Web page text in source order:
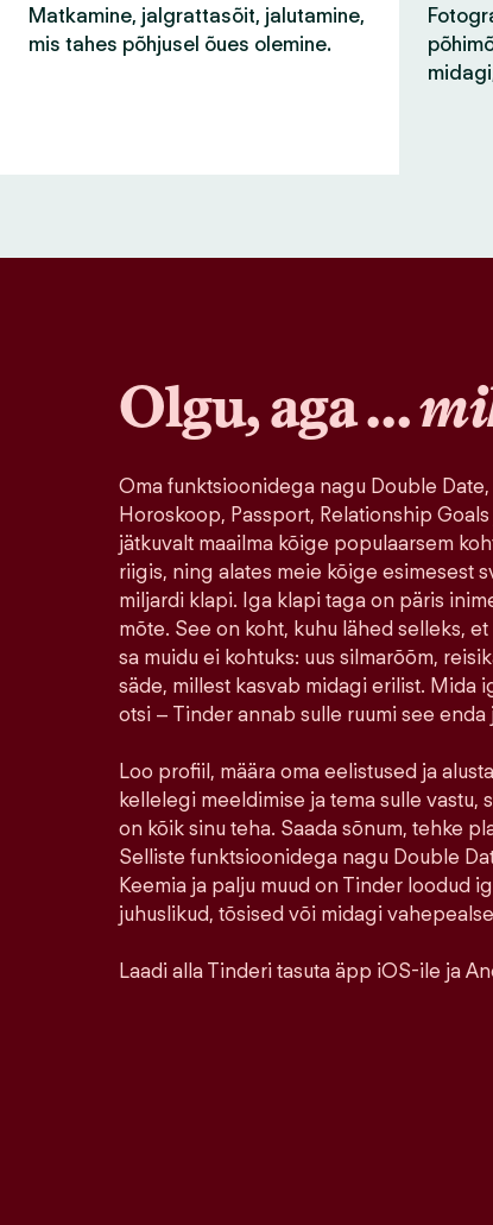
Matkamine, jalgrattasõit, jalutamine,
mis tahes põhjusel õues olemine.
Olgu, aga …
Oma funktsioonidega nagu Double Date,
Horoskoop, Passport, Relationship
jätkuvalt maailma kõige populaarsem
riigis, ning alates meie kõige esimesest
miljardi klapi. Iga klapi taga on päris
mõte. See on koht, kuhu lähed selleks,
sa muidu ei kohtuks: uus silmarõõm,
säde, millest kasvab midagi erilist. Mida
otsi – Tinder annab sulle ruumi see
Loo profiil, määra oma eelistused ja
kellelegi meeldimise ja tema sulle vastu,
on kõik sinu teha. Saada sõnum, tehke
Selliste funktsioonidega nagu Double
Keemia ja palju muud on Tinder loodud
juhuslikud, tõsised või midagi
Laadi alla Tinderi tasuta äpp iOS-ile ja